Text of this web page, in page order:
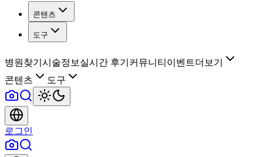
콘텐츠
도구
병원찾기 시술정보 실시간 후기 커뮤니티 이벤트더보기
콘텐츠
도구
로그인